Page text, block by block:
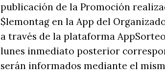
publicación de la Promoción
$lemontag en la App del
a través de la plataforma
lunes inmediato posterior
serán informados mediante el